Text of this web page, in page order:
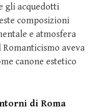
gli acquedotti
composizioni
e atmosfera
aveva
canone estetico
di Roma